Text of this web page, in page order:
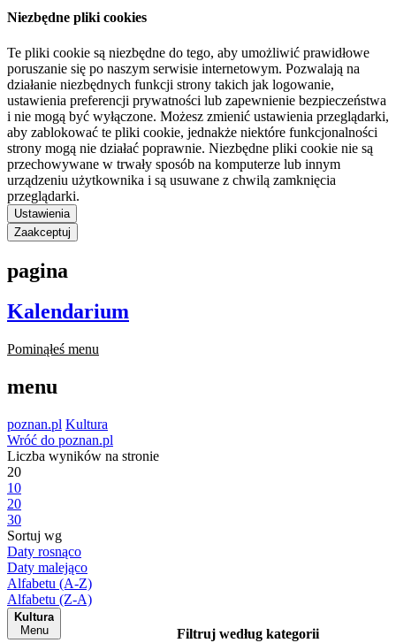
Niezbędne pliki cookies
Te pliki cookie są niezbędne do tego, aby umożliwić prawidłowe
poruszanie się po naszym serwisie internetowym. Pozwalają na
działanie niezbędnych funkcji strony takich jak logowanie,
ustawienia preferencji prywatności lub zapewnienie bezpieczeństwa
i nie mogą być wyłączone. Możesz zmienić ustawienia przeglądarki,
aby zablokować te pliki cookie, jednakże niektóre funkcjonalności
strony mogą nie działać poprawnie. Niezbędne pliki cookie nie są
przechowywane w trwały sposób na komputerze lub innym
urządzeniu użytkownika i są usuwane z chwilą zamknięcia
przeglądarki.
Ustawienia
Zaakceptuj
pagina
Kalendarium
Pominąłeś menu
menu
poznan.pl Kultura
Wróć do poznan.pl
Liczba wyników na stronie
20
10
20
30
Sortuj wg
Daty rosnąco
Daty malejąco
Alfabetu (A-Z)
Alfabetu (Z-A)
Kultura
Menu
Filtruj według kategorii